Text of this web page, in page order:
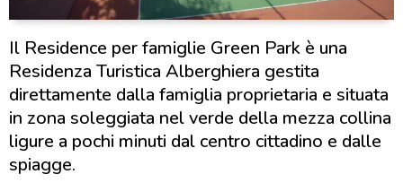
Il Residence per famiglie Green Park è una
Residenza Turistica Alberghiera gestita
direttamente dalla famiglia proprietaria e situata
in zona soleggiata nel verde della mezza collina
ligure a pochi minuti dal centro cittadino e dalle
spiagge.